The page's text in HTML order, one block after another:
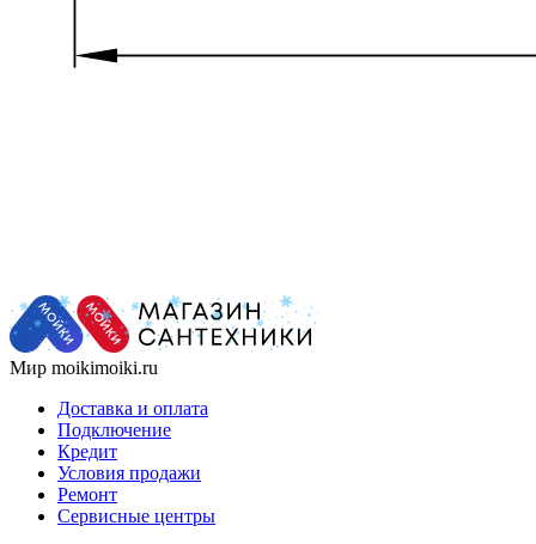
Мир moikimoiki.ru
Доставка и оплата
Подключение
Кредит
Условия продажи
Ремонт
Сервисные центры